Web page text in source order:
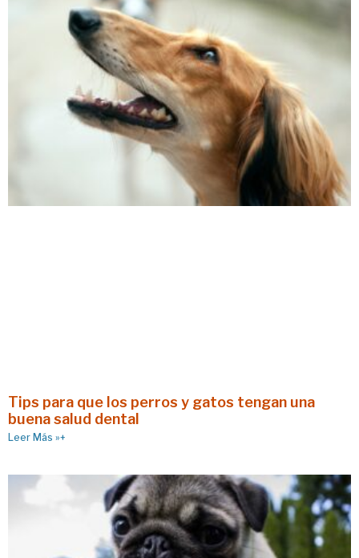
Tips para que los perros y gatos tengan una
buena salud dental
Leer Más »+